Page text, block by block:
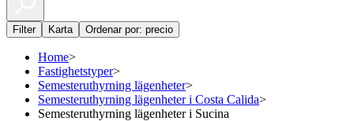
Filter Karta Ordenar por: precio
Home>
Fastighetstyper>
Semesteruthyrning lägenheter>
Semesteruthyrning lägenheter i Costa Calida>
Semesteruthyrning lägenheter i Sucina